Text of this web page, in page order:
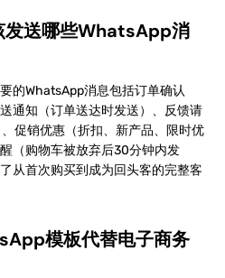
发送哪些WhatsApp消
的WhatsApp消息包括订单确认
通知（订单送达时发送）、反馈请
促销优惠（折扣、新产品、限时优
（购物车被放弃后30分钟内发
从首次购买到成为回头客的完整客
模板代替电子商务